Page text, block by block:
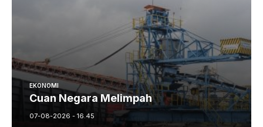
EKONOMI
Cuan Negara Melimpah
07-08-2026 - 16.45